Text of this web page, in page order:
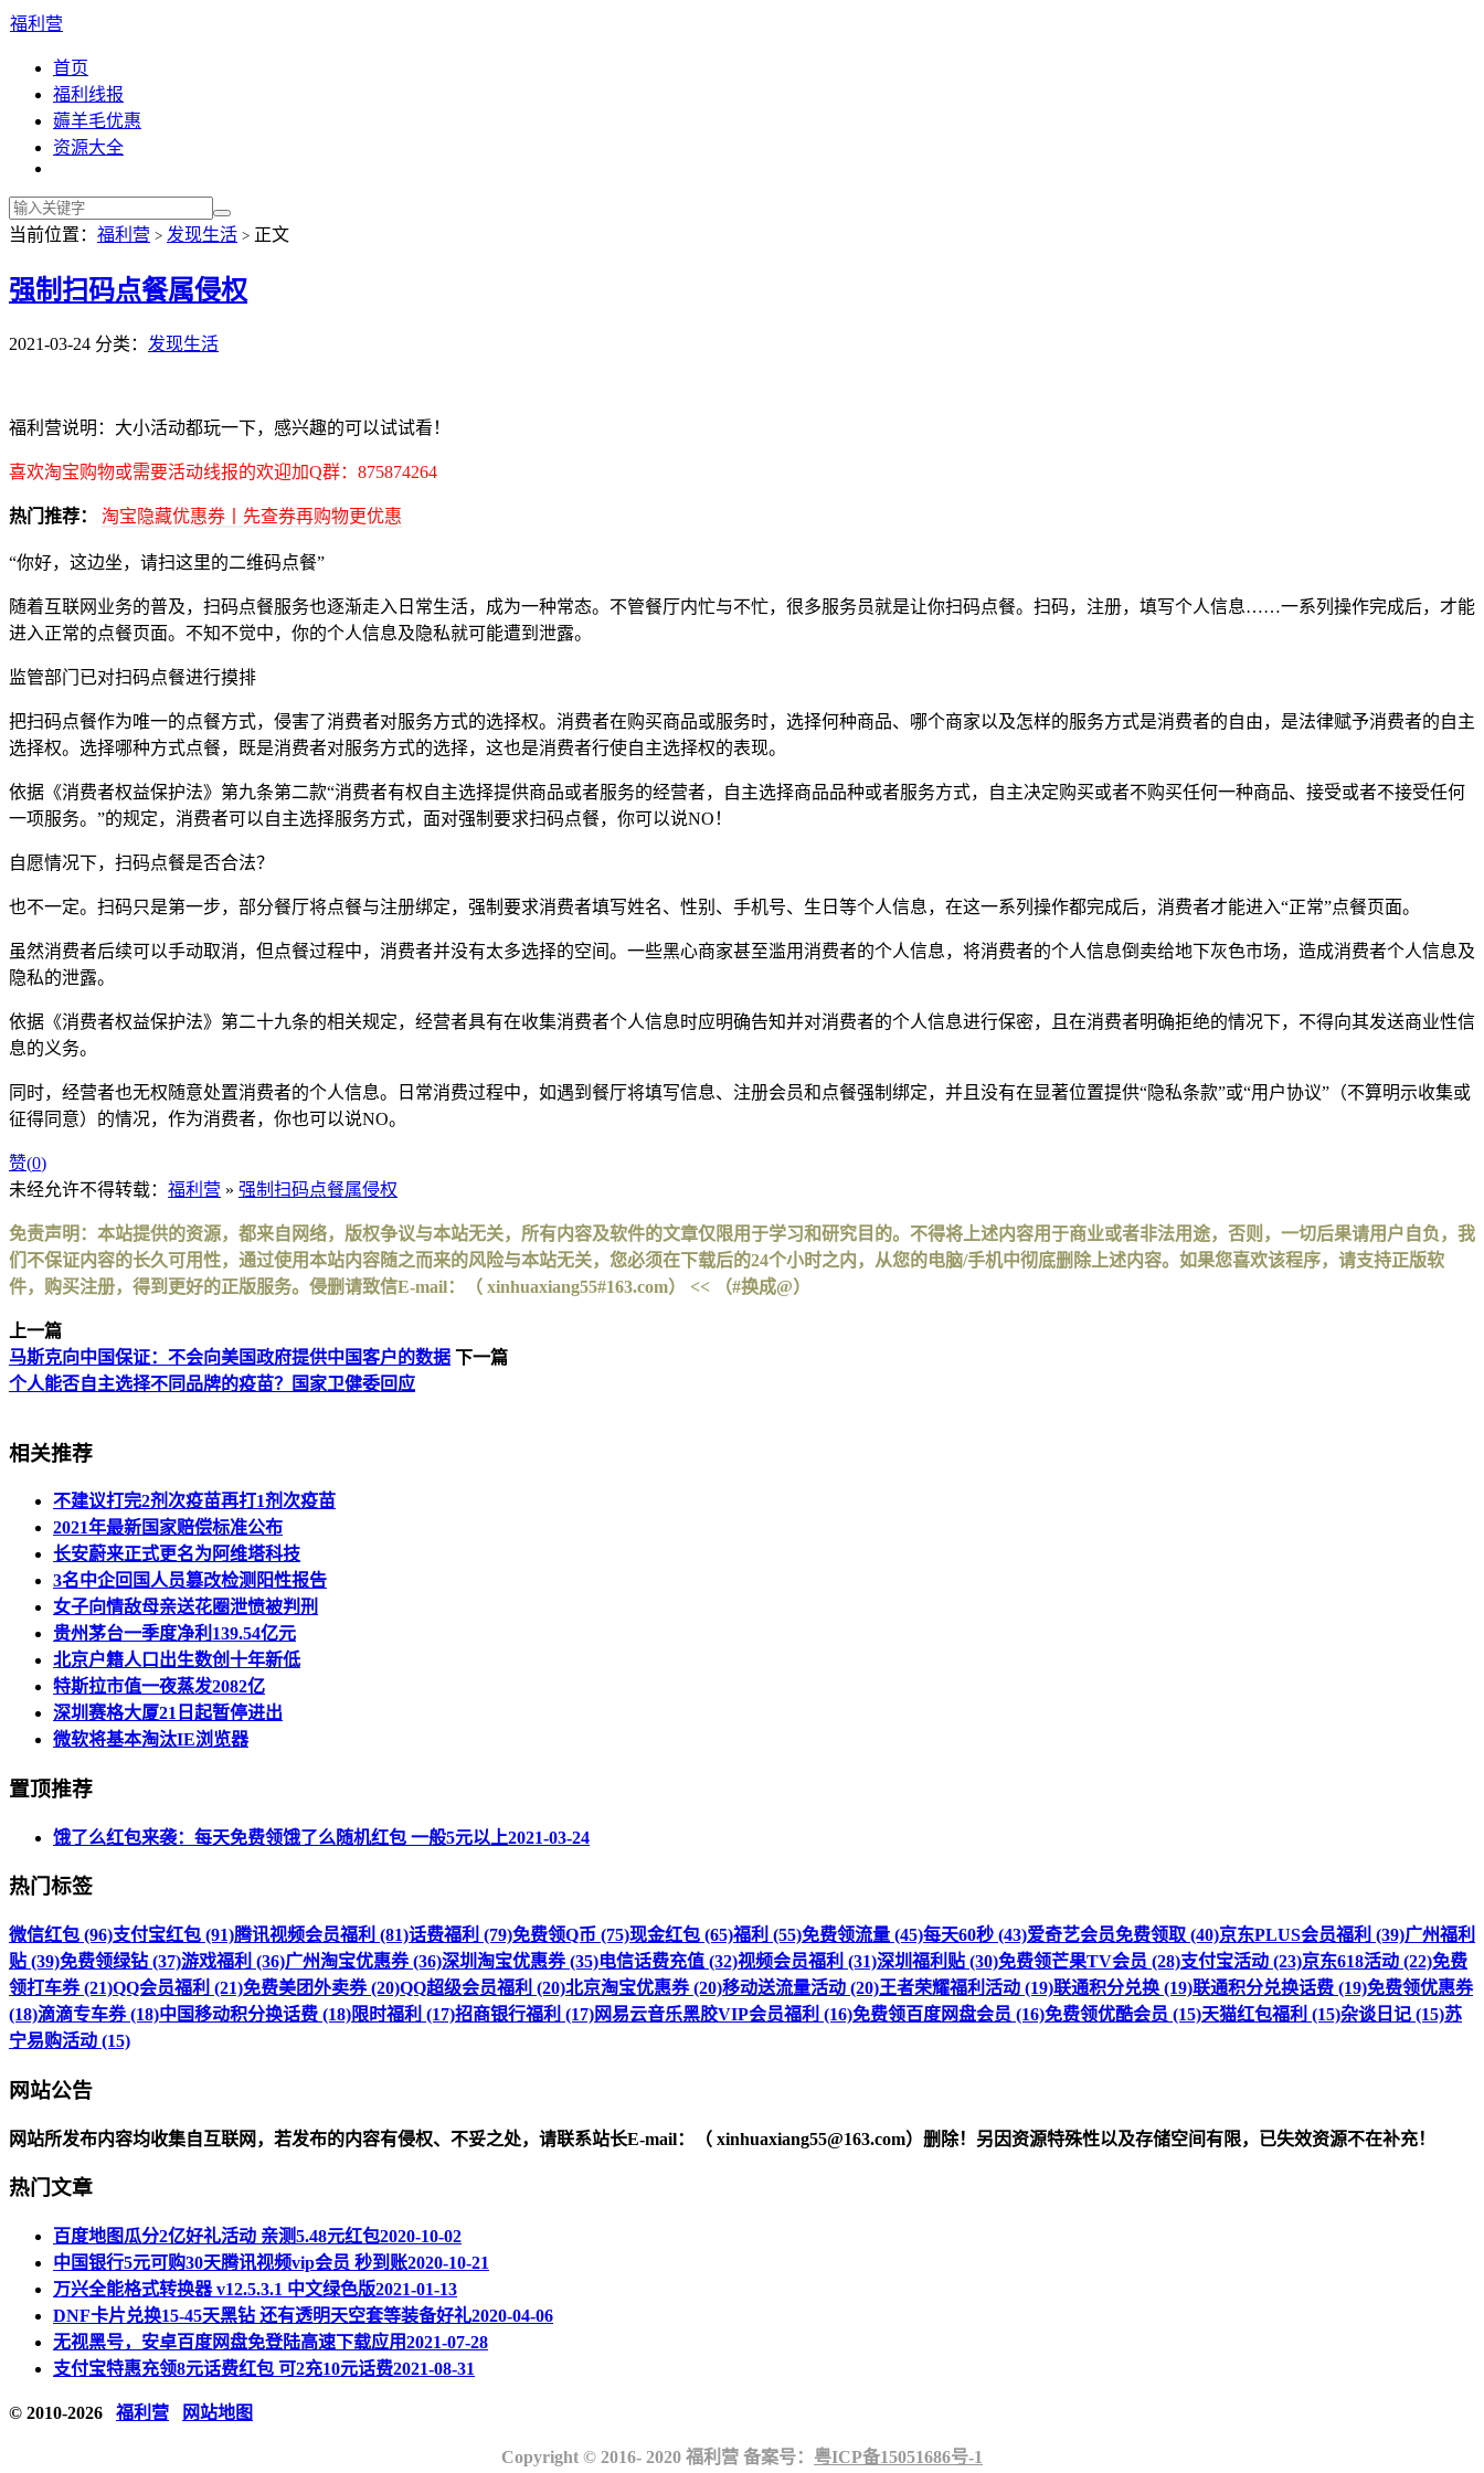
福利营
首页
福利线报
薅羊毛优惠
资源大全
当前位置： 福利营 > 发现生活 > 正文
强制扫码点餐属侵权
2021-03-24 分类： 发现生活
福利营说明：大小活动都玩一下，感兴趣的可以试试看！
喜欢淘宝购物或需要活动线报的欢迎加Q群：875874264
热门推荐： 淘宝隐藏优惠券丨先查券再购物更优惠
“你好，这边坐，请扫这里的二维码点餐”
随着互联网业务的普及，扫码点餐服务也逐渐走入日常生活，成为一种常态。不管餐厅内忙与不忙，很多服务员就是让你扫码点餐。扫码，注册，填写个人信息……一系列操作完成后，才能
进入正常的点餐页面。不知不觉中，你的个人信息及隐私就可能遭到泄露。
监管部门已对扫码点餐进行摸排
把扫码点餐作为唯一的点餐方式，侵害了消费者对服务方式的选择权。消费者在购买商品或服务时，选择何种商品、哪个商家以及怎样的服务方式是消费者的自由，是法律赋予消费者的自主
选择权。选择哪种方式点餐，既是消费者对服务方式的选择，这也是消费者行使自主选择权的表现。
依据《消费者权益保护法》第九条第二款“消费者有权自主选择提供商品或者服务的经营者，自主选择商品品种或者服务方式，自主决定购买或者不购买任何一种商品、接受或者不接受任何
一项服务。”的规定，消费者可以自主选择服务方式，面对强制要求扫码点餐，你可以说NO！
自愿情况下，扫码点餐是否合法？
也不一定。扫码只是第一步，部分餐厅将点餐与注册绑定，强制要求消费者填写姓名、性别、手机号、生日等个人信息，在这一系列操作都完成后，消费者才能进入“正常”点餐页面。
虽然消费者后续可以手动取消，但点餐过程中，消费者并没有太多选择的空间。一些黑心商家甚至滥用消费者的个人信息，将消费者的个人信息倒卖给地下灰色市场，造成消费者个人信息及
隐私的泄露。
依据《消费者权益保护法》第二十九条的相关规定，经营者具有在收集消费者个人信息时应明确告知并对消费者的个人信息进行保密，且在消费者明确拒绝的情况下，不得向其发送商业性信
息的义务。
同时，经营者也无权随意处置消费者的个人信息。日常消费过程中，如遇到餐厅将填写信息、注册会员和点餐强制绑定，并且没有在显著位置提供“隐私条款”或“用户协议”（不算明示收集或
征得同意）的情况，作为消费者，你也可以说NO。
赞(0)
未经允许不得转载： 福利营 » 强制扫码点餐属侵权
免责声明：本站提供的资源，都来自网络，版权争议与本站无关，所有内容及软件的文章仅限用于学习和研究目的。不得将上述内容用于商业或者非法用途，否则，一切后果请用户自负，我
们不保证内容的长久可用性，通过使用本站内容随之而来的风险与本站无关，您必须在下载后的24个小时之内，从您的电脑/手机中彻底删除上述内容。如果您喜欢该程序，请支持正版软
件，购买注册，得到更好的正版服务。侵删请致信E-mail：（ xinhuaxiang55#163.com） << （#换成@）
上一篇
马斯克向中国保证：不会向美国政府提供中国客户的数据 下一篇
个人能否自主选择不同品牌的疫苗？国家卫健委回应
相关推荐
不建议打完2剂次疫苗再打1剂次疫苗
2021年最新国家赔偿标准公布
长安蔚来正式更名为阿维塔科技
3名中企回国人员篡改检测阳性报告
女子向情敌母亲送花圈泄愤被判刑
贵州茅台一季度净利139.54亿元
北京户籍人口出生数创十年新低
特斯拉市值一夜蒸发2082亿
深圳赛格大厦21日起暂停进出
微软将基本淘汰IE浏览器
置顶推荐
饿了么红包来袭：每天免费领饿了么随机红包 一般5元以上2021-03-24
热门标签
微信红包 (96)支付宝红包 (91)腾讯视频会员福利 (81)话费福利 (79)免费领Q币 (75)现金红包 (65)福利 (55)免费领流量 (45)每天60秒 (43)爱奇艺会员免费领取 (40)京东PLUS会员福利 (39)广州福利
贴 (39)免费领绿钻 (37)游戏福利 (36)广州淘宝优惠券 (36)深圳淘宝优惠券 (35)电信话费充值 (32)视频会员福利 (31)深圳福利贴 (30)免费领芒果TV会员 (28)支付宝活动 (23)京东618活动 (22)免费
领打车券 (21)QQ会员福利 (21)免费美团外卖券 (20)QQ超级会员福利 (20)北京淘宝优惠券 (20)移动送流量活动 (20)王者荣耀福利活动 (19)联通积分兑换 (19)联通积分兑换话费 (19)免费领优惠券
(18)滴滴专车券 (18)中国移动积分换话费 (18)限时福利 (17)招商银行福利 (17)网易云音乐黑胶VIP会员福利 (16)免费领百度网盘会员 (16)免费领优酷会员 (15)天猫红包福利 (15)杂谈日记 (15)苏
宁易购活动 (15)
网站公告
网站所发布内容均收集自互联网，若发布的内容有侵权、不妥之处，请联系站长E-mail：（ xinhuaxiang55@163.com）删除！另因资源特殊性以及存储空间有限，已失效资源不在补充！
热门文章
百度地图瓜分2亿好礼活动 亲测5.48元红包2020-10-02
中国银行5元可购30天腾讯视频vip会员 秒到账2020-10-21
万兴全能格式转换器 v12.5.3.1 中文绿色版2021-01-13
DNF卡片兑换15-45天黑钻 还有透明天空套等装备好礼2020-04-06
无视黑号，安卓百度网盘免登陆高速下载应用2021-07-28
支付宝特惠充领8元话费红包 可2充10元话费2021-08-31
© 2010-2026 福利营 网站地图
Copyright © 2016- 2020 福利营 备案号： 粤ICP备15051686号-1